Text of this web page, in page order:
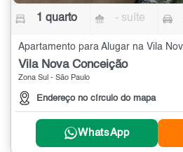
1 quarto - suíte
Vila Nova Conceição
Zona Sul - São Paulo
Endereço no círculo do mapa
WhatsApp